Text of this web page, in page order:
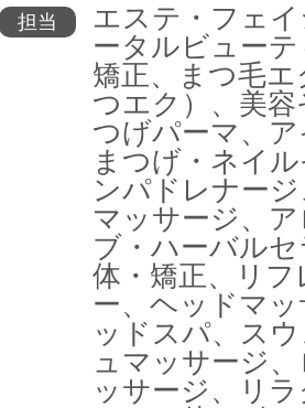
担当
エステ・フェ
ータルビュー
矯正、まつ毛
つエク）、美
つげパーマ、
まつげ・ネイ
ンパドレナー
マッサージ、
ブ・ハーバル
体・矯正、リ
ー、ヘッドマ
ッドスパ、ス
ュマッサージ
ッサージ、リ